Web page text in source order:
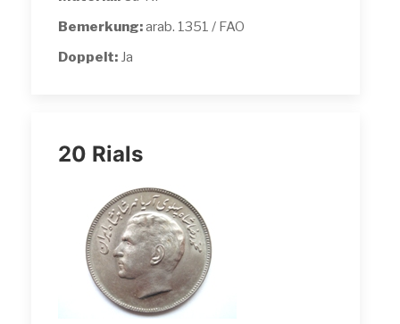
Bemerkung:arab. 1351 / FAO
Doppelt: Ja
20 Rials